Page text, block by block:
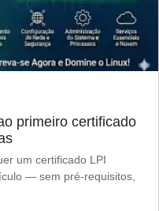
primeiro certificado
um certificado LPI
— sem pré-requisitos,